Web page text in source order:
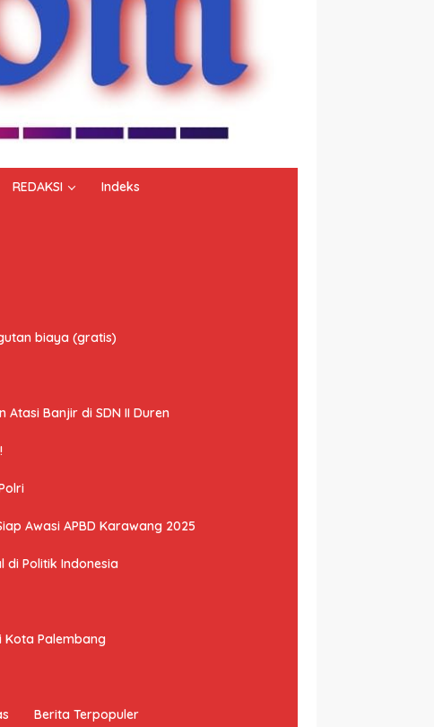
REDAKSI Indeks
biaya (gratis)
Banjir di SDN II Duren
Awasi APBD Karawang 2025
di Politik Indonesia
Kota Palembang
Berita Terpopuler